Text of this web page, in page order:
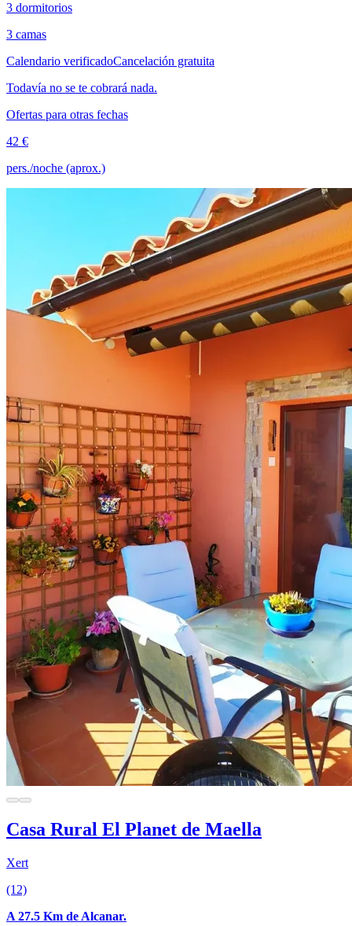
3 dormitorios
3 camas
Calendario verificadoCancelación gratuita
Todavía no se te cobrará nada.
Ofertas para otras fechas
42 €
pers./noche (aprox.)
Casa Rural El Planet de Maella
Xert
(12)
A 27.5 Km de Alcanar.